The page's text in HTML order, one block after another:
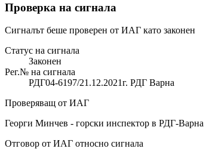
Проверка на сигнала
Сигналът беше проверен от ИАГ като законен
Статус на сигнала
Законен
Рег.№ на сигнала
РДГ04-6197/21.12.2021г. РДГ Варна
Проверяващ от ИАГ
Георги Минчев - горски инспектор в РДГ-Варна
Отговор от ИАГ относно сигнала